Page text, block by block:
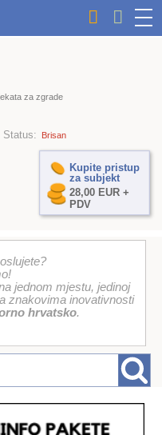
za zgrade
Status: Brisan
Kupite pristup
za subjekt
28,00 EUR +
PDV
jednom mjestu, jedinoj
znakovima inovativnosti
hrvatsko.